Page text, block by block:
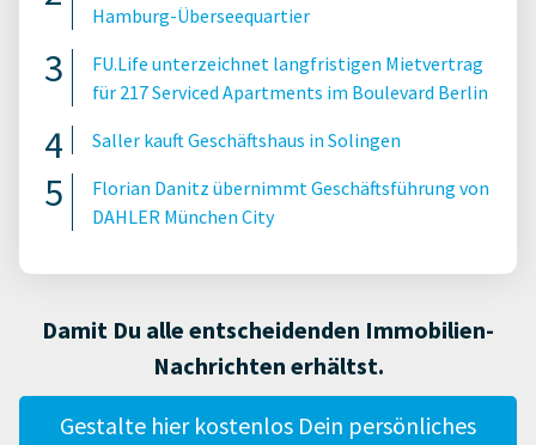
Hamburg-Überseequartier
FU.Life unterzeichnet langfristigen Mietvertrag
für 217 Serviced Apartments im Boulevard Berlin
Saller kauft Geschäftshaus in Solingen
Florian Danitz übernimmt Geschäftsführung von
DAHLER München City
Damit Du alle entscheidenden Immobilien-
Nachrichten erhältst.
Gestalte hier kostenlos Dein persönliches